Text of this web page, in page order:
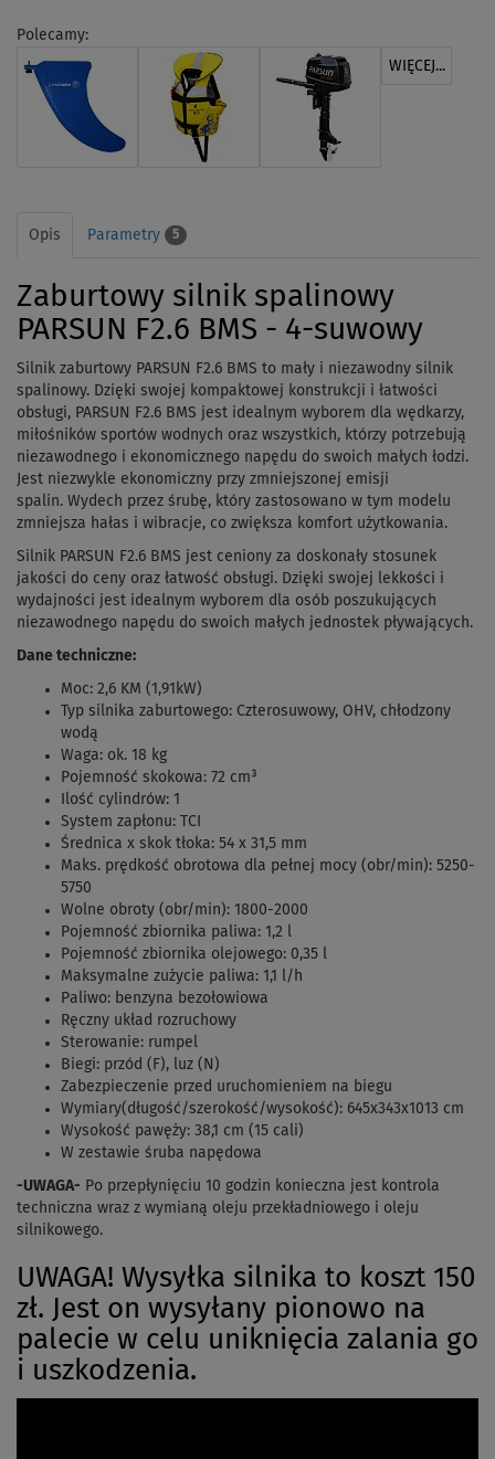
Polecamy:
WIĘCEJ...
Opis Parametry 5
Zaburtowy silnik spalinowy
PARSUN F2.6 BMS - 4-suwowy
Silnik zaburtowy PARSUN F2.6 BMS to mały i niezawodny silnik
spalinowy. Dzięki swojej kompaktowej konstrukcji i łatwości
obsługi, PARSUN F2.6 BMS jest idealnym wyborem dla wędkarzy,
miłośników sportów wodnych oraz wszystkich, którzy potrzebują
niezawodnego i ekonomicznego napędu do swoich małych łodzi.
Jest niezwykle ekonomiczny przy zmniejszonej emisji
spalin. Wydech przez śrubę, który zastosowano w tym modelu
zmniejsza hałas i wibracje, co zwiększa komfort użytkowania.
Silnik PARSUN F2.6 BMS jest ceniony za doskonały stosunek
jakości do ceny oraz łatwość obsługi. Dzięki swojej lekkości i
wydajności jest idealnym wyborem dla osób poszukujących
niezawodnego napędu do swoich małych jednostek pływających.
Dane techniczne:
Moc: 2,6 KM (1,91kW)
Typ silnika zaburtowego: Czterosuwowy, OHV, chłodzony
wodą
Waga: ok. 18 kg
Pojemność skokowa: 72 cm³
Ilość cylindrów: 1
System zapłonu: TCI
Średnica x skok tłoka: 54 x 31,5 mm
Maks. prędkość obrotowa dla pełnej mocy (obr/min): 5250-
5750
Wolne obroty (obr/min): 1800-2000
Pojemność zbiornika paliwa: 1,2 l
Pojemność zbiornika olejowego: 0,35 l
Maksymalne zużycie paliwa: 1,1 l/h
Paliwo: benzyna bezołowiowa
Ręczny układ rozruchowy
Sterowanie: rumpel
Biegi: przód (F), luz (N)
Zabezpieczenie przed uruchomieniem na biegu
Wymiary(długość/szerokość/wysokość): 645x343x1013 cm
Wysokość pawęży: 38,1 cm (15 cali)
W zestawie śruba napędowa
-UWAGA- Po przepłynięciu 10 godzin konieczna jest kontrola
techniczna wraz z wymianą oleju przekładniowego i oleju
silnikowego.
UWAGA! Wysyłka silnika to koszt 150
zł. Jest on wysyłany pionowo na
palecie w celu uniknięcia zalania go
i uszkodzenia.